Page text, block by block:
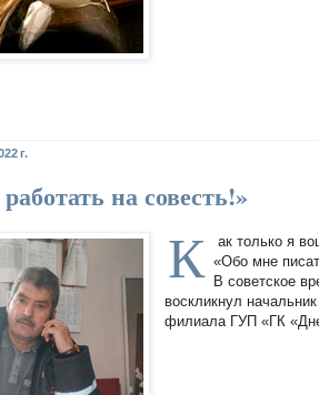
г.
на совесть!»
К
ак только я
«Обо мне
В советское
воскликнул
филиала ГУП «ГК